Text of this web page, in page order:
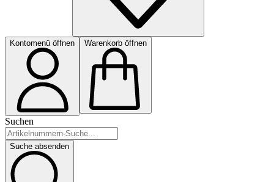
Kontomenü öffnen Warenkorb öffnen
Suchen
Suche absenden